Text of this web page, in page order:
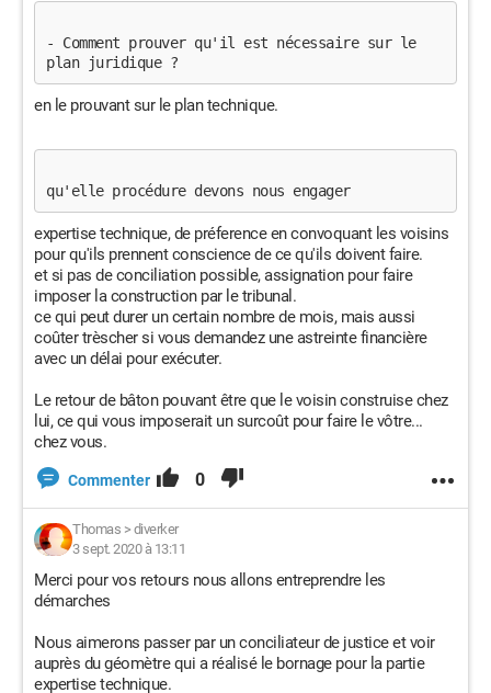
- Comment prouver qu'il est nécessaire sur le
plan juridique ?
en le prouvant sur le plan technique.
qu'elle procédure devons nous engager
expertise technique, de préference en convoquant les voisins
pour qu'ils prennent conscience de ce qu'ils doivent faire.
et si pas de conciliation possible, assignation pour faire
imposer la construction par le tribunal.
ce qui peut durer un certain nombre de mois, mais aussi
coûter trèscher si vous demandez une astreinte financière
avec un délai pour exécuter.
Le retour de bâton pouvant être que le voisin construise chez
lui, ce qui vous imposerait un surcoût pour faire le vôtre...
chez vous.
Commenter 0
Thomas > diverker
3 sept. 2020 à 13:11
Merci pour vos retours nous allons entreprendre les
démarches
Nous aimerons passer par un conciliateur de justice et voir
auprès du géomètre qui a réalisé le bornage pour la partie
expertise technique.